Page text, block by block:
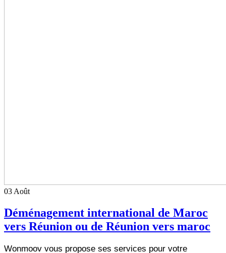
03 Août
Déménagement international de Maroc
vers Réunion ou de Réunion vers maroc
Wonmoov vous propose ses services pour votre